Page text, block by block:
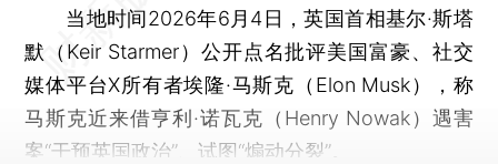
当地时间2026年6月4日，英国首相基尔·斯塔
默（Keir Starmer）公开点名批评美国富豪、社交
媒体平台X所有者埃隆·马斯克（Elon Musk），称
马斯克近来借亨利·诺瓦克（Henry Nowak）遇害
案“干预英国政治”、试图“煽动分裂”。